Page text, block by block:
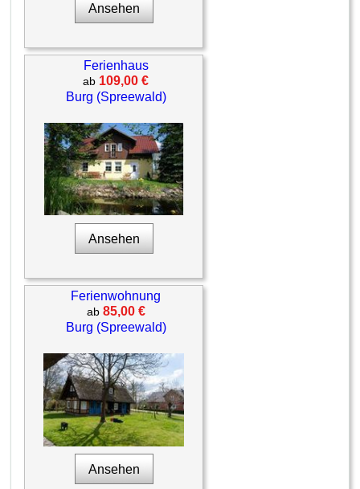
Ansehen
Ferienhaus
ab 109,00 €
Burg (Spreewald)
Ansehen
Ferienwohnung
ab 85,00 €
Burg (Spreewald)
Ansehen